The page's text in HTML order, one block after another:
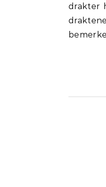
drakter